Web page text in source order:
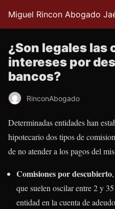
Miguel Rincon Abogado
¿Son legales las
intereses por
bancos?
RinconAbogado
Determinadas entidades han
hipotecario dos tipos de
de no atender a los pagos del
Comisiones por descubierto
que suelen oscilar entre 2 y
entidad en la cuenta de